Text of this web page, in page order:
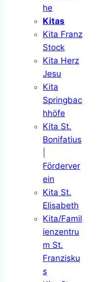
he
Kitas
Kita Franz
Stock
Kita Herz
Jesu
Kita
Springbac
hhöfe
Kita St.
Bonifatius
Förderver
ein
Kita St.
Elisabeth
Kita/Famil
ienzentru
m St.
Franzisku
s